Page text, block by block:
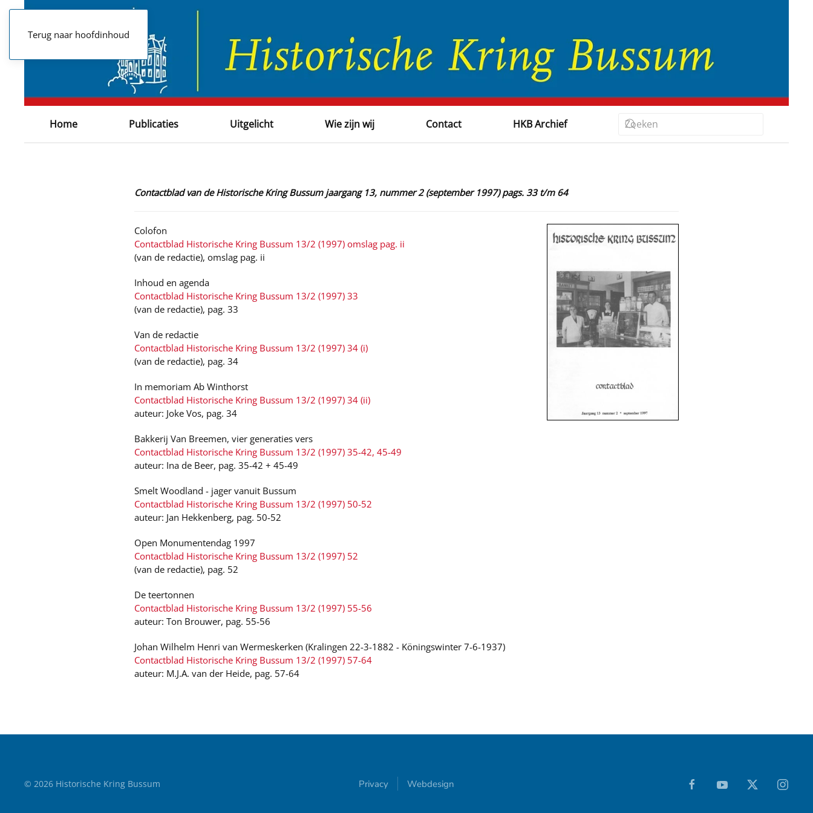
Terug naar hoofdinhoud
Home Publicaties Uitgelicht Wie zijn wij Contact HKB Archief
Contactblad van de Historische Kring Bussum jaargang 13, nummer 2 (september 1997) pags. 33 t/m 64
Colofon
Contactblad Historische Kring Bussum 13/2 (1997) omslag pag. ii
(van de redactie), omslag pag. ii
Inhoud en agenda
Contactblad Historische Kring Bussum 13/2 (1997) 33
(van de redactie), pag. 33
Van de redactie
Contactblad Historische Kring Bussum 13/2 (1997) 34 (i)
(van de redactie), pag. 34
In memoriam Ab Winthorst
Contactblad Historische Kring Bussum 13/2 (1997) 34 (ii)
auteur: Joke Vos, pag. 34
Bakkerij Van Breemen, vier generaties vers
Contactblad Historische Kring Bussum 13/2 (1997) 35-42, 45-49
auteur: Ina de Beer, pag. 35-42 + 45-49
Smelt Woodland - jager vanuit Bussum
Contactblad Historische Kring Bussum 13/2 (1997) 50-52
auteur: Jan Hekkenberg, pag. 50-52
Open Monumentendag 1997
Contactblad Historische Kring Bussum 13/2 (1997) 52
(van de redactie), pag. 52
De teertonnen
Contactblad Historische Kring Bussum 13/2 (1997) 55-56
auteur: Ton Brouwer, pag. 55-56
Johan Wilhelm Henri van Wermeskerken (Kralingen 22-3-1882 - Köningswinter 7-6-1937)
Contactblad Historische Kring Bussum 13/2 (1997) 57-64
auteur: M.J.A. van der Heide, pag. 57-64
© 2026 Historische Kring Bussum Privacy Webdesign